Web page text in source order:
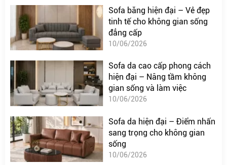
Sofa băng hiện đại – Vẻ đẹp
tinh tế cho không gian sống
đẳng cấp
10/06/2026
Sofa da cao cấp phong cách
hiện đại – Nâng tầm không
gian sống và làm việc
10/06/2026
Sofa da hiện đại – Điểm nhấn
sang trọng cho không gian
sống
10/06/2026